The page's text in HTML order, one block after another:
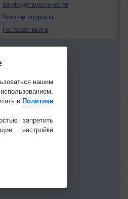
конфиденциальности
Частые вопросы
Гостевая книга
нашим
в Политике
запретить
настройки